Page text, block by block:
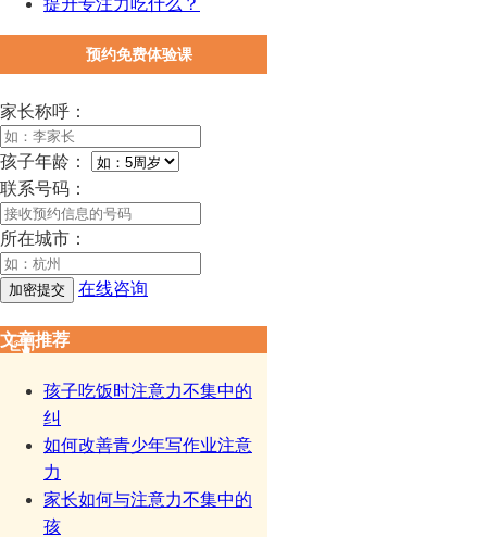
提升专注力吃什么？
预约免费体验课
家长称呼：
孩子年龄：
联系号码：
所在城市：
在线咨询
文章推荐
孩子吃饭时注意力不集中的
纠
如何改善青少年写作业注意
力
家长如何与注意力不集中的
孩